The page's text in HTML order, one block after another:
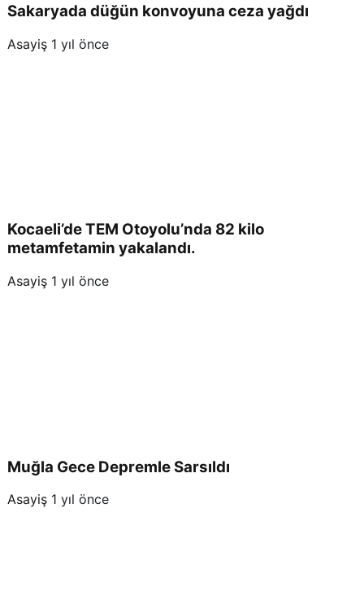
Sakaryada düğün konvoyuna ceza yağdı
Asayiş 1 yıl önce
Kocaeli’de TEM Otoyolu’nda 82 kilo
metamfetamin yakalandı.
Asayiş 1 yıl önce
Muğla Gece Depremle Sarsıldı
Asayiş 1 yıl önce